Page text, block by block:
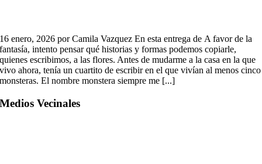
16 enero, 2026 por Camila Vazquez En esta entrega de A favor de la
fantasía, intento pensar qué historias y formas podemos copiarle,
quienes escribimos, a las flores. Antes de mudarme a la casa en la que
vivo ahora, tenía un cuartito de escribir en el que vivían al menos cinco
monsteras. El nombre monstera siempre me [...]
Medios Vecinales